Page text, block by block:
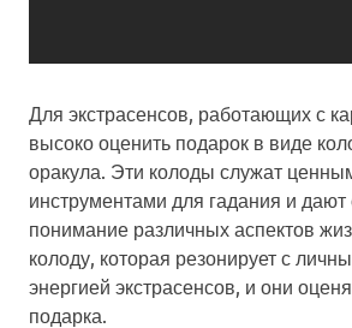
Для экстрасенсов, работающих с
высоко оценить подарок в виде
оракула. Эти колоды служат
инструментами для гадания и дают
понимание различных аспектов
колоду, которая резонирует с
энергией экстрасенсов, и они
подарка.